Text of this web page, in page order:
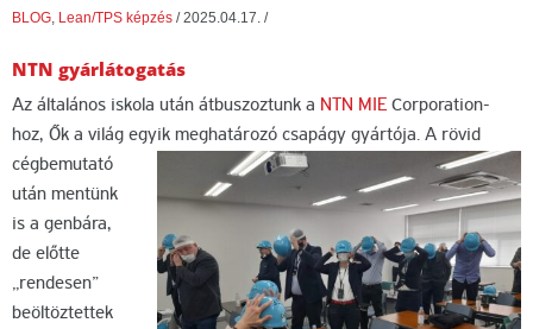
BLOG, Lean/TPS képzés /2025.04.17. /
NTN gyárlátogatás
Az általános iskola után átbuszoztunk a NTN MIE Corporation-
hoz, Ők a világ egyik meghatározó csapágy gyártója. A rövid
cégbemutató
után mentünk
is a genbára,
de előtte
„rendesen”
beöltöztettek